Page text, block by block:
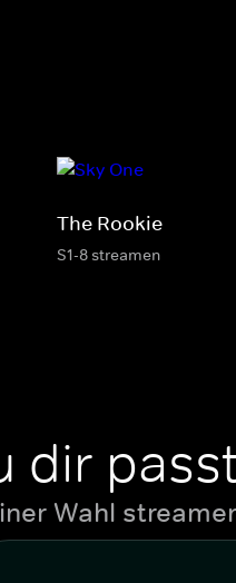
The Rookie
S1-8 streamen
dir
Wahl